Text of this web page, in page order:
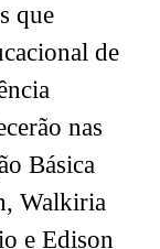
que
de
nas
Básica
Walkiria
e Edison